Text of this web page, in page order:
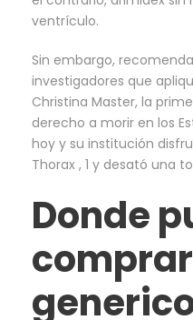
ventrículo.
Sin embargo,
investigadores que
Christina Master, la
derecho a morir en los
hoy y su institución
Thorax , 1 y desató una
Donde